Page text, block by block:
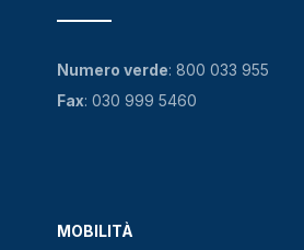
MOBILITÀ
Numero verde: 800 033 955
Fax: 030 999 5460